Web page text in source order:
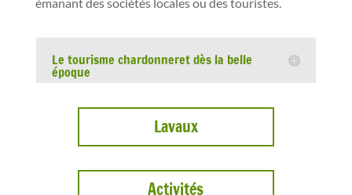
émanant des sociétés locales ou des touristes.
Le tourisme chardonneret dès la belle
époque
Lavaux
Activités